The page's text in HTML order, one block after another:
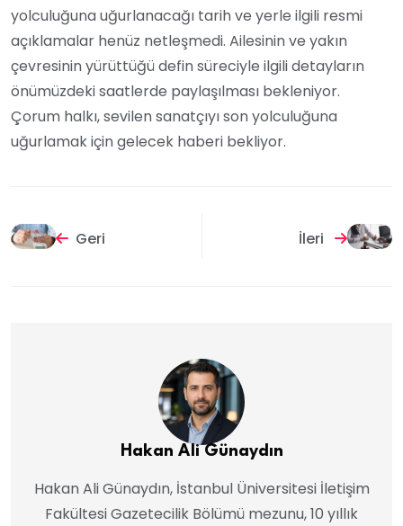
yolculuğuna uğurlanacağı tarih ve yerle ilgili resmi
açıklamalar henüz netleşmedi. Ailesinin ve yakın
çevresinin yürüttüğü defin süreciyle ilgili detayların
önümüzdeki saatlerde paylaşılması bekleniyor.
Çorum halkı, sevilen sanatçıyı son yolculuğuna
uğurlamak için gelecek haberi bekliyor.
Geri İleri
Hakan Ali Günaydın
Hakan Ali Günaydın, İstanbul Üniversitesi İletişim
Fakültesi Gazetecilik Bölümü mezunu, 10 yıllık